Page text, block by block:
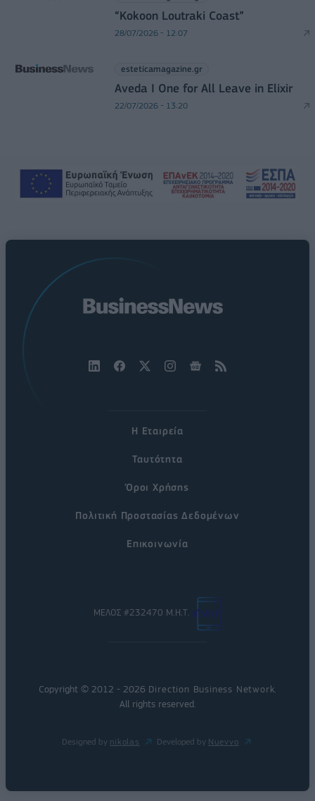
“Kokoon Loutraki Coast”
28/07/2026 - 12:07
esteticamagazine.gr
Aveda I One for All Leave in Elixir
22/07/2026 - 13:20
Η Εταιρεία
Ταυτότητα
Όροι Χρήσης
Πολιτική Προστασίας Δεδομένων
Επικοινωνία
ΜΕΛΟΣ #232470 Μ.Η.Τ.
Copyright © 2012 - 2026 Direction Business Network
All rights reserved.
Designed by nikolas Developed by Nuevvo